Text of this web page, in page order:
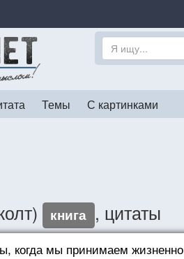
Темы С картинками
книга , цитаты
когда мы принимаем жизненно